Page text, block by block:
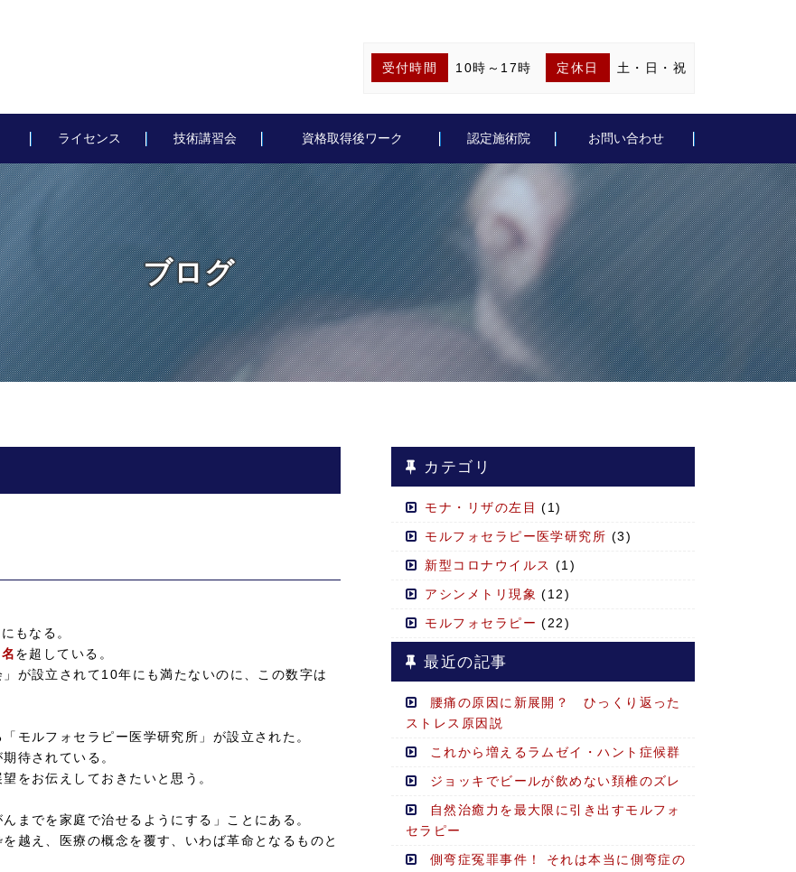
受付時間 10時～17時 定休日 土・日・祝
ライセンス 技術講習会 資格取得後ワーク 認定施術院 お問い合わせ
ブログ
もなる。
を超している。
が設立されて10年にも満たないのに、この数字は
モルフォセラピー医学研究所」が設立された。
待されている。
をお伝えしておきたいと思う。
までを家庭で治せるようにする」ことにある。
越え、医療の概念を覆す、いわば革命となるものと
カテゴリ
モナ・リザの左目 (1)
モルフォセラピー医学研究所 (3)
新型コロナウイルス (1)
アシンメトリ現象 (12)
モルフォセラピー (22)
最近の記事
腰痛の原因に新展開？ ひっくり返った
ストレス原因説
これから増えるラムゼイ・ハント症候群
ジョッキでビールが飲めない頚椎のズレ
自然治癒力を最大限に引き出すモルフォ
セラピー
側弯症冤罪事件！ それは本当に側弯症の